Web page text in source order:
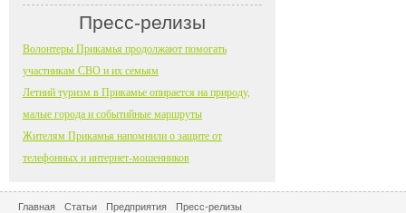
Пресс-релизы
Волонтеры Прикамья продолжают помогать
участникам СВО и их семьям
Летний туризм в Прикамье опирается на природу,
малые города и событийные маршруты
Жителям Прикамья напомнили о защите от
телефонных и интернет-мошенников
Главная Статьи Предприятия Пресс-релизы